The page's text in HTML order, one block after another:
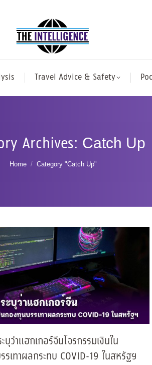
Travel Advice & Safety
Archives: Catch Up
You are here:
Home Category "Catch Up"
บุว่าแฮกเกอร์จีนโจรกรรมเงินใน
เทาผลกระทบ COVID-19 ในสหรัฐฯ